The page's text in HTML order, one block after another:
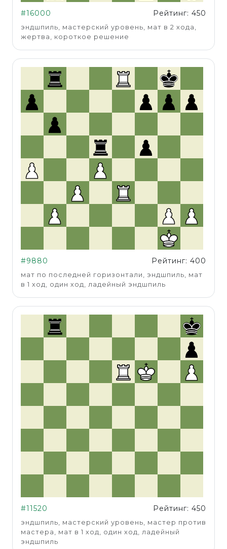
#16000 Рейтинг: 450
эндшпиль, мастерский уровень, мат в 2 хода,
жертва, короткое решение
#9880 Рейтинг: 400
мат по последней горизонтали, эндшпиль, мат
в 1 ход, один ход, ладейный эндшпиль
#11520 Рейтинг: 450
эндшпиль, мастерский уровень, мастер против
мастера, мат в 1 ход, один ход, ладейный
эндшпиль